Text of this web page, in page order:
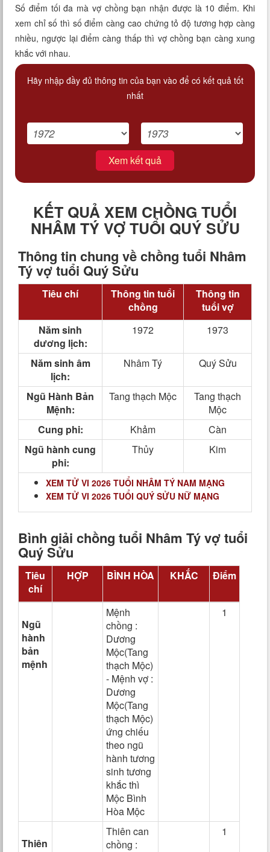
Số điểm tối đa mà vợ chồng bạn nhận được là 10 điểm. Khi
xem chỉ số thì số điểm càng cao chứng tỏ độ tương hợp càng
nhiều, ngược lại điểm càng thấp thì vợ chồng bạn càng xung
khắc với nhau.
Hãy nhập đầy đủ thông tin của bạn vào để có kết quả tốt
nhất
Xem kết quả
KẾT QUẢ XEM CHỒNG TUỔI
NHÂM TÝ VỢ TUỔI QUÝ SỬU
Thông tin chung về chồng tuổi Nhâm
Tý vợ tuổi Quý Sửu
Tiêu chí
Thông tin tuổi
chồng
Thông tin
tuổi vợ
Năm sinh
dương lịch:
1972 1973
Năm sinh âm
lịch:
Nhâm Tý Quý Sửu
Ngũ Hành Bản
Mệnh:
Tang thạch Mộc
Tang thạch
Mộc
Cung phi:
Khảm
Càn
Ngũ hành cung
phi:
Thủy Kim
XEM TỬ VI 2026 TUỔI NHÂM TÝ NAM MẠNG
XEM TỬ VI 2026 TUỔI QUÝ SỬU NỮ MẠNG
Bình giải chồng tuổi Nhâm Tý vợ tuổi
Quý Sửu
Tiêu
chí
HỢP BÌNH HÒA KHẮC Điểm
Ngũ
hành
bản
mệnh
Mệnh
chồng :
Dương
Mộc(Tang
thạch Mộc)
- Mệnh vợ :
Dương
Mộc(Tang
thạch Mộc)
ứng chiếu
theo ngũ
hành tương
sinh tương
khắc thì
Mộc Bình
Hòa Mộc
1
Thiên
Thiên can
chồng :
1